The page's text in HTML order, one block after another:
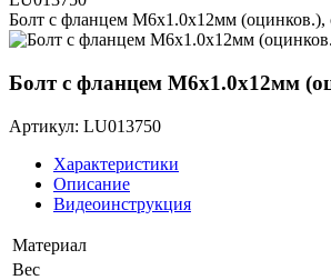
Болт с фланцем M6х1.0х12мм (оцинков.),
Болт с фланцем M6х1.0х12мм
Артикул: LU013750
Характеристики
Описание
Видеоинструкция
Материал
Вес